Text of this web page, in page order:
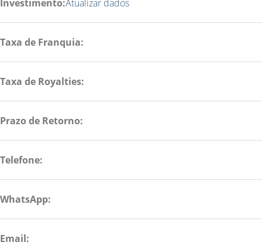
Investimento:Atualizar dados
Taxa de Franquia:
Taxa de Royalties:
Prazo de Retorno:
Telefone:
WhatsApp:
Email: